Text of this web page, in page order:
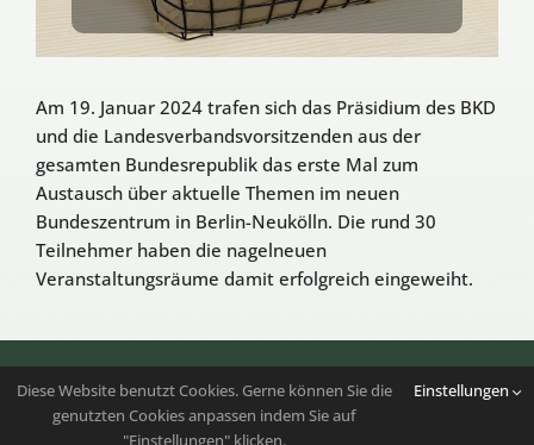
Am 19. Januar 2024 trafen sich das Präsidium des BKD
und die Landesverbandsvorsitzenden aus der
gesamten Bundesrepublik das erste Mal zum
Austausch über aktuelle Themen im neuen
Bundeszentrum in Berlin-Neukölln. Die rund 30
Teilnehmer haben die nagelneuen
Veranstaltungsräume damit erfolgreich eingeweiht.
Folgen Sie uns auf Instagram |
Youtube
Copyright 2023 – 2026 | Bundesverband der
Diese Website benutzt Cookies. Gerne können Sie die
genutzten Cookies anpassen indem Sie auf
"Einstellungen" klicken.
Einstellungen